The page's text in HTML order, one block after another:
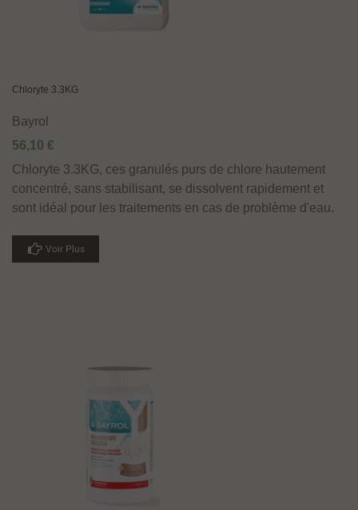
Chloryte 3.3KG
Bayrol
56,10 €
Chloryte 3.3KG, ces granulés purs de chlore hautement
concentré, sans stabilisant, se dissolvent rapidement et
sont idéal pour les traitements en cas de problème d'eau.
Voir Plus